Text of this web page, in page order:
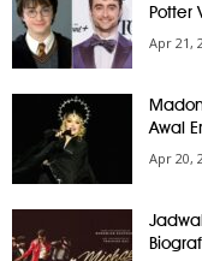
Potter
Apr 21,
Awal
Apr 20,